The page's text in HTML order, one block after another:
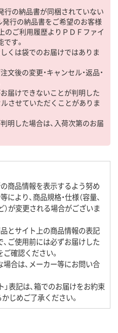
行の納品書が同梱されていない
行の納品書をご希望のお客様
のご利用履歴よりＰＤＦファイ
す。
くは袋でのお届けではありま
文後の変更・キャンセル・返品・
届けできないことが判明した
させていただくことがありま
明した場合は、入荷次第のお届
商品情報を表示するよう努め
より、商品規格・仕様（容量、
）が変更される場合がございま
とサイト上の商品情報の表記
ご使用前には必ずお届けした
確認ください。
合は、メーカー等にお問い合
」表記は、箱でのお届けをお約束
じめご了承ください。